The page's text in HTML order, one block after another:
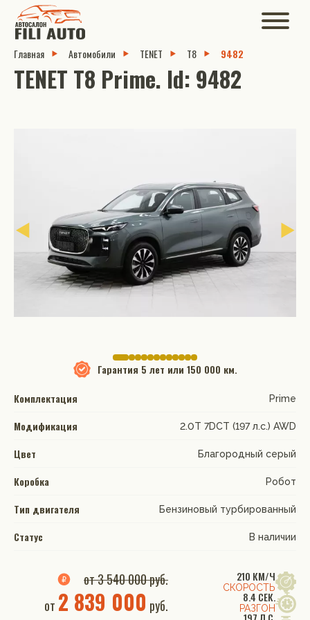
Главная Автомобили TENET T8 9482
TENET T8 Prime. Id: 9482
Гарантия 5 лет или 150 000 км.
Комплектация
Prime
Модификация 2.0T 7DCT (197 л.с.) AWD
Цвет Благородный серый
Коробка Робот
Тип двигателя Бензиновый турбированный
Статус В наличии
210 КМ/Ч
СКОРОСТЬ
8.4 СЕК.
РАЗГОН
от 3 540 000 руб.
от 2 839 000 руб.